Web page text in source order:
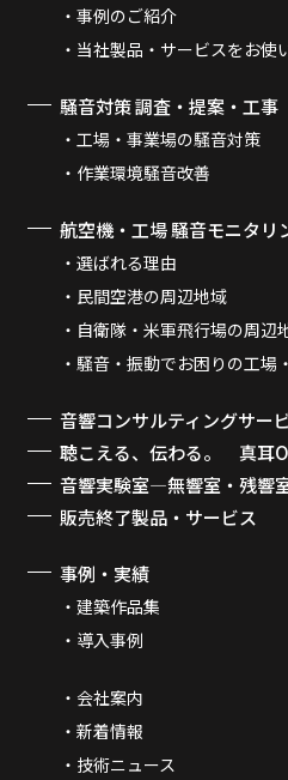
事例のご紹介
当社製品・サービスをお使
騒音対策 調査・提案・工事
工場・事業場の騒音対策
作業環境騒音改善
航空機・工場 騒音モニタリ
選ばれる理由
民間空港の周辺地域
自衛隊・米軍飛行場の周辺
騒音・振動でお困りの工場
音響コンサルティングサー
聴こえる、伝わる。 真耳
音響実験室―無響室・残響
販売終了製品・サービス
事例・実績
建築作品集
導入事例
会社案内
新着情報
技術ニュース